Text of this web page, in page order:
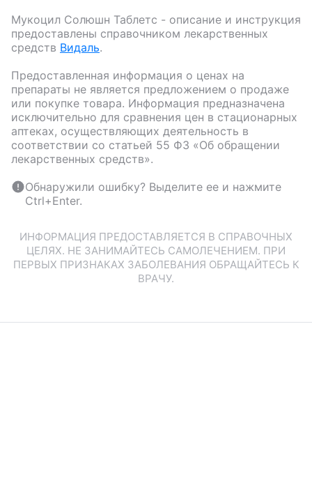
Мукоцил Солюшн Таблетс - описание и инструкция
предоставлены справочником лекарственных
средств Видаль.
Предоставленная информация о ценах на
препараты не является предложением о продаже
или покупке товара. Информация предназначена
исключительно для сравнения цен в стационарных
аптеках, осуществляющих деятельность в
соответствии со статьей 55 ФЗ «Об обращении
лекарственных средств».
Обнаружили ошибку? Выделите ее и нажмите
Ctrl+Enter.
ИНФОРМАЦИЯ ПРЕДОСТАВЛЯЕТСЯ В СПРАВОЧНЫХ
ЦЕЛЯХ. НЕ ЗАНИМАЙТЕСЬ САМОЛЕЧЕНИЕМ. ПРИ
ПЕРВЫХ ПРИЗНАКАХ ЗАБОЛЕВАНИЯ ОБРАЩАЙТЕСЬ К
ВРАЧУ.